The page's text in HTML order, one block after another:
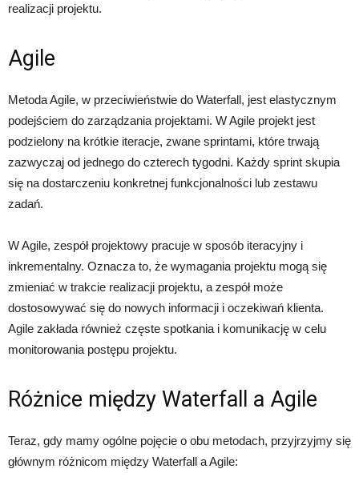
realizacji projektu.
Agile
Metoda Agile, w przeciwieństwie do Waterfall, jest elastycznym
podejściem do zarządzania projektami. W Agile projekt jest
podzielony na krótkie iteracje, zwane sprintami, które trwają
zazwyczaj od jednego do czterech tygodni. Każdy sprint skupia
się na dostarczeniu konkretnej funkcjonalności lub zestawu
zadań.
W Agile, zespół projektowy pracuje w sposób iteracyjny i
inkrementalny. Oznacza to, że wymagania projektu mogą się
zmieniać w trakcie realizacji projektu, a zespół może
dostosowywać się do nowych informacji i oczekiwań klienta.
Agile zakłada również częste spotkania i komunikację w celu
monitorowania postępu projektu.
Różnice między Waterfall a Agile
Teraz, gdy mamy ogólne pojęcie o obu metodach, przyjrzyjmy się
głównym różnicom między Waterfall a Agile: